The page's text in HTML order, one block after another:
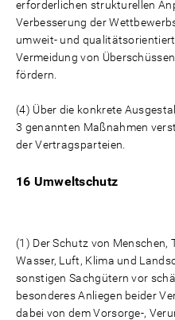
erforderlichen strukturellen
Verbesserung der
umweit- und
Vermeidung von
fördern.
(4) Über die konkrete
3 genannten Maßnahmen
der Vertragsparteien.
16 Umweltschutz
(1) Der Schutz von Menschen,
Wasser, Luft, Klima und
sonstigen Sachgütern vor
besonderes Anliegen beider
dabei von dem Vorsorge-,